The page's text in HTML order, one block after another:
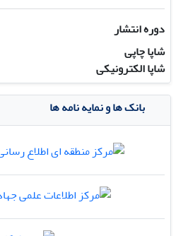
دوره انتشار
شاپا چاپی
شاپا الکترونیکی
بانک ها و نمایه نامه ها